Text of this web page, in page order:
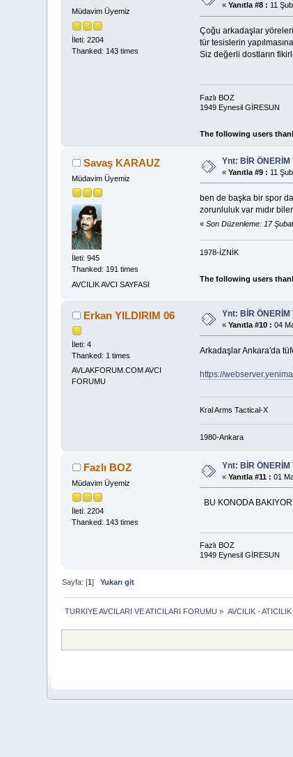
Müdavim Üyemiz
İleti: 2204
Thanked: 143 times
«Yanıtla #8 : 11
Çoğu arkadaşlar
tür tesislerin
Siz değerli dostların
Fazlı BOZ
1949 Eynesil GİRESUN
The following users
Savaş KARAUZ
Müdavim Üyemiz
İleti: 945
Thanked: 191 times
AVCILIK AVCI SAYFASI
Ynt: BİR ÖNERİM
«Yanıtla #9 : 11
ben de başka bir spor
zorunluluk var mıdır
« Son Düzenleme: 17
1978-İZNİK
The following users
Erkan YILDIRIM 06
İleti: 4
Thanked: 1 times
AVLAKFORUM.COM AVCI
FORUMU
Ynt: BİR ÖNERİM
«Yanıtla #10 : 04
Arkadaşlar Ankara'da
https://
Kral Arms Tactical-X
1980-Ankara
Fazlı BOZ
Müdavim Üyemiz
İleti: 2204
Thanked: 143 times
Ynt: BİR ÖNERİM
«Yanıtla #11 : 01
BU KONODA
Fazlı BOZ
1949 Eynesil GİRESUN
Sayfa: [1]Yukarı git
TURKIYE AVCILARI VE ATICILARI FORUMU » AVCILIK -